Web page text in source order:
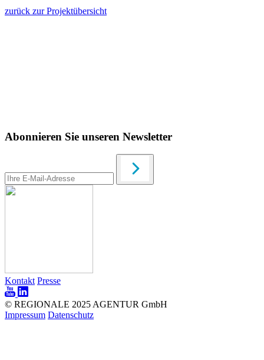
zurück zur Projektübersicht
Abonnieren Sie unseren Newsletter
Kontakt Presse
© REGIONALE 2025 AGENTUR GmbH
Impressum Datenschutz